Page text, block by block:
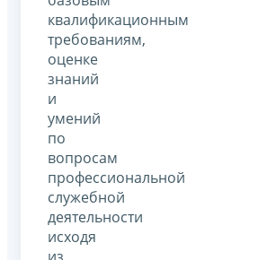
квалификационным
требованиям,
оценке
знаний
и
умений
по
вопросам
профессиональной
служебной
деятельности
исходя